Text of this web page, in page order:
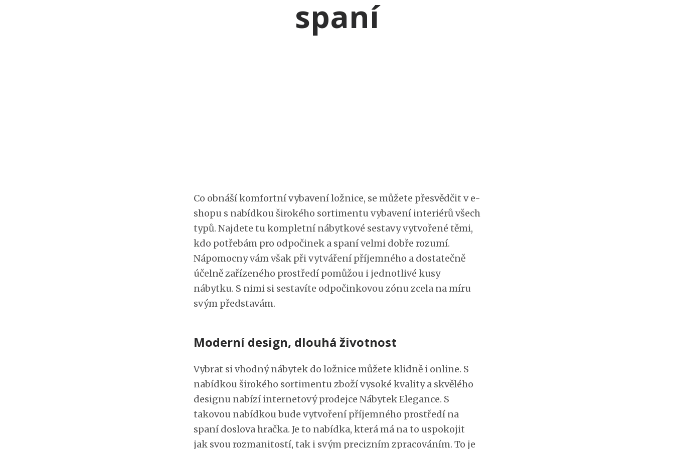
spaní
Co obnáší komfortní vybaveníložnice, se můžete přesvědčit v e-
shopu s nabídkou širokého sortimentu vybavení interiérů všech
typů. Najdete tu kompletní nábytkové sestavy vytvořené těmi,
kdo potřebám pro odpočinek a spaní velmi dobře rozumí.
Nápomocny vám však při vytváření příjemného a dostatečně
účelně zařízeného prostředí pomůžou i jednotlivé kusy
nábytku. S nimi si sestavíte odpočinkovou zónu zcela na míru
svým představám.
Moderní design, dlouhá životnost
Vybrat si vhodný nábytek do ložnice můžete klidně i online. S
nabídkou širokého sortimentu zboží vysoké kvality a skvělého
designu nabízí internetový prodejce Nábytek Elegance. S
takovou nabídkou bude vytvoření příjemného prostředí na
spaní doslova hračka. Je to nabídka, která má na to uspokojit
jak svou rozmanitostí, tak i svým precizním zpracováním. To je